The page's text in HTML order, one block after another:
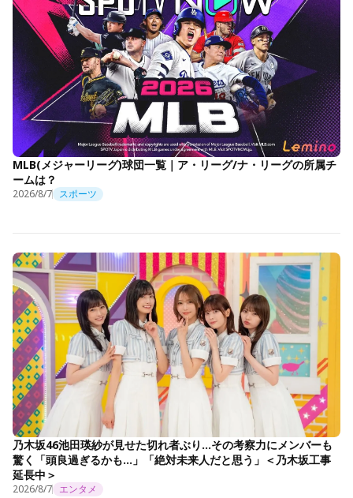
MLB(メジャーリーグ)球団一覧｜ア・リーグ/ナ・リーグの所属チ
ームは？
2026/8/7 スポーツ
乃木坂46池田瑛紗が見せた切れ者ぶり…その考察力にメンバーも
驚く「頭良過ぎるかも…」「絶対未来人だと思う」＜乃木坂工事
延長中＞
2026/8/7 エンタメ